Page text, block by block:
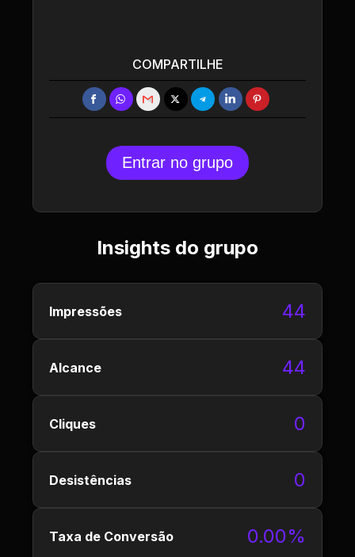
COMPARTILHE
Entrar no grupo
Insights do grupo
Impressões 44
Alcance 44
Cliques 0
Desistências 0
Taxa de Conversão 0.00%